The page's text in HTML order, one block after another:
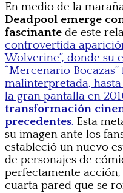
En medio de la
Deadpool emerge
fascinante de este
controvertida
Wolverine”, donde su
“Mercenario
malinterpretada,
la gran pantalla en
transformación
precedentes. Esta
su imagen ante los
estableció un nuevo
de personajes de
perfectamente
cuarta pared que se